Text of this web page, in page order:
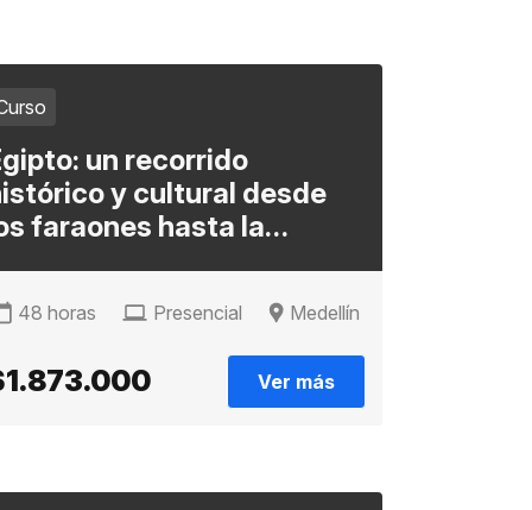
un recorrido
y cultural desde
faraones hasta la
48 horas Presencial Medellín
Ver más